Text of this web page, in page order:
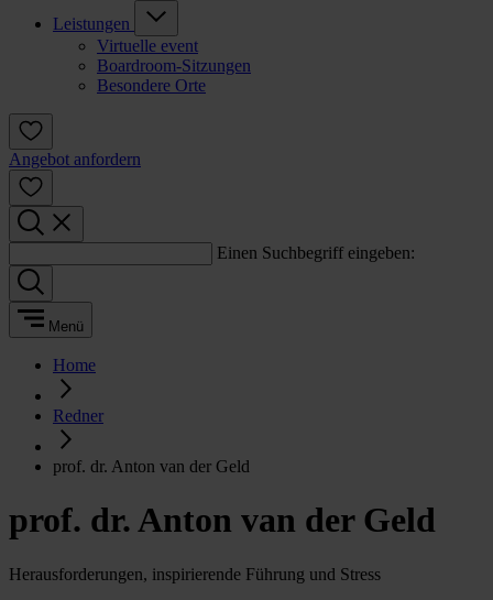
Leistungen
Virtuelle event
Boardroom-Sitzungen
Besondere Orte
Angebot anfordern
Einen Suchbegriff eingeben:
Menü
Home
Redner
prof. dr. Anton van der Geld
prof. dr. Anton van der Geld
Herausforderungen, inspirierende Führung und Stress